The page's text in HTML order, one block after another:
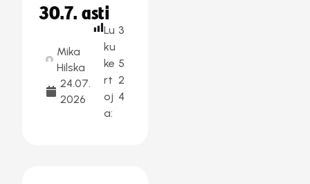
30.7. asti
Mika
Hilska
24.07.
2026
Lu
ku
ke
rt
oj
a:
3
5
2
4